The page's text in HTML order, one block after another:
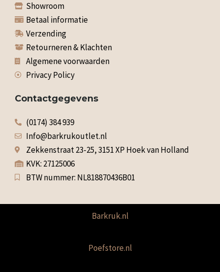
Showroom
Betaal informatie
Verzending
Retourneren & Klachten
Algemene voorwaarden
Privacy Policy
Contactgegevens
(0174) 384 939
Info@barkrukoutlet.nl
Zekkenstraat 23-25, 3151 XP Hoek van Holland
KVK: 27125006
BTW nummer: NL818870436B01
Barkruk.nl
Poefstore.nl